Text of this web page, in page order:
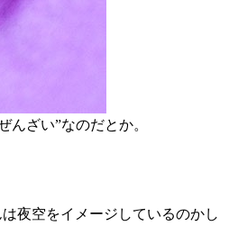
ざい”なのだとか。
夜空をイメージしているのかし